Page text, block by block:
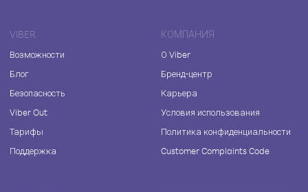
VIBER
Возможности
Блог
Безопасность
Viber Out
Тарифы
Поддержка
КОМПАНИЯ
О Viber
Бренд-центр
Карьера
Условия использования
Политика конфиденциальности
Customer Complaints Code